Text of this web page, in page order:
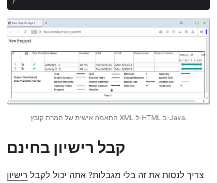
התאמה אישית של המרת קובץ XML ל-HTML ב-Java.
קבל רישיון בחינם
צריך לנסות את זה בלי מגבלות? אתה יכול לקבל רישיון